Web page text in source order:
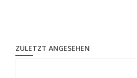
ZULETZT ANGESEHEN